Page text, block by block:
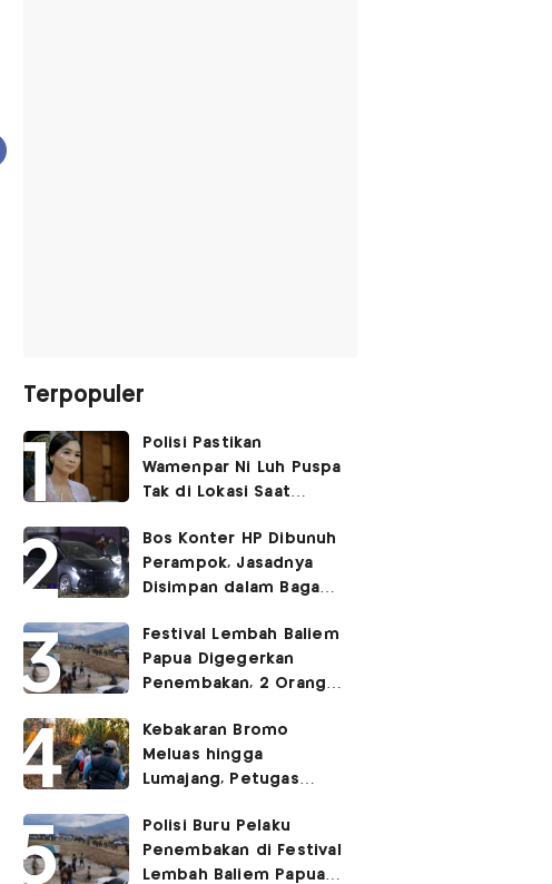
Terpopuler
Polisi Pastikan
Wamenpar Ni Luh Puspa
Tak di Lokasi Saat
Lembah Baliem
Bos Konter HP Dibunuh
Perampok, Jasadnya
Disimpan dalam Bagasi
Festival Lembah Baliem
Papua Digegerkan
Penembakan, 2 Orang
Kebakaran Bromo
Meluas hingga
Lumajang, Petugas
Api
Polisi Buru Pelaku
Penembakan di Festival
Lembah Baliem Papua